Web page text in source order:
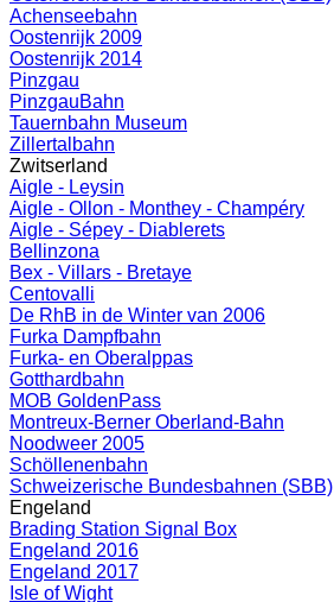
Achenseebahn
Oostenrijk 2009
Oostenrijk 2014
Pinzgau
PinzgauBahn
Tauernbahn Museum
Zillertalbahn
Zwitserland
Aigle - Leysin
Aigle - Ollon - Monthey - Champéry
Aigle - Sépey - Diablerets
Bellinzona
Bex - Villars - Bretaye
Centovalli
De RhB in de Winter van 2006
Furka Dampfbahn
Furka- en Oberalppas
Gotthardbahn
MOB GoldenPass
Montreux-Berner Oberland-Bahn
Noodweer 2005
Schöllenenbahn
Schweizerische Bundesbahnen (SBB)
Engeland
Brading Station Signal Box
Engeland 2016
Engeland 2017
Isle of Wight